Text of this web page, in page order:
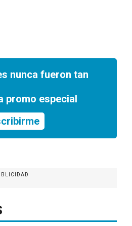
nunca fueron tan
promo especial